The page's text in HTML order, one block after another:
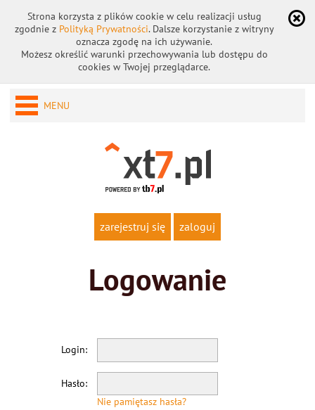
Strona korzysta z plików cookie w celu realizacji usług
zgodnie z Polityką Prywatności. Dalsze korzystanie z witryny
oznacza zgodę na ich używanie.
Możesz określić warunki przechowywania lub dostępu do
cookies w Twojej przeglądarce.
MENU
zarejestruj się zaloguj
Logowanie
Login:
Hasło:
Nie pamiętasz hasła?